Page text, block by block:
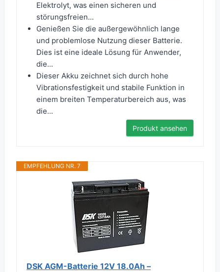
Elektrolyt, was einen sicheren und
störungsfreien...
Genießen Sie die außergewöhnlich lange
und problemlose Nutzung dieser Batterie.
Dies ist eine ideale Lösung für Anwender,
die...
Dieser Akku zeichnet sich durch hohe
Vibrationsfestigkeit und stabile Funktion in
einem breiten Temperaturbereich aus, was
die...
Produkt ansehen
EMPFEHLUNG NR. 7
DSK AGM-Batterie 12V 18.0Ah –